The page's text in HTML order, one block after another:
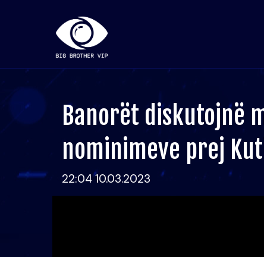
Banorët diskutojnë
nominimeve prej
22:04 10.03.2023